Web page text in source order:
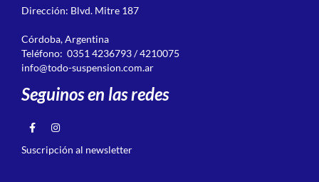
Dirección: Blvd. Mitre 187
Córdoba, Argentina
Teléfono: 0351 4236793 / 4210075
info@todo-suspension.com.ar
Seguinos en las redes
Suscripción al newsletter